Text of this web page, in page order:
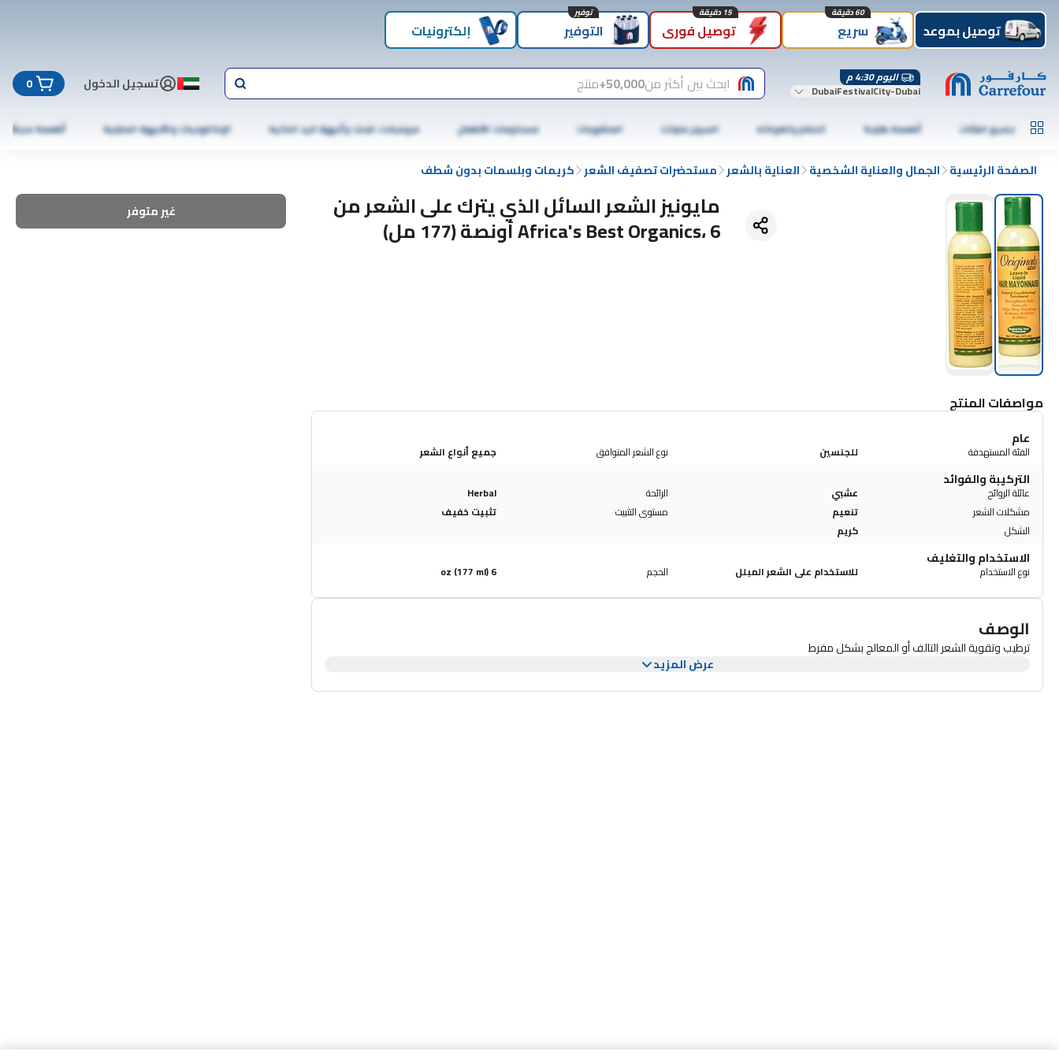
توصيل بموعد سريع
60 دقيقة
توصيل فوري
15 دقيقة
التوفير
توفير
إلكترونيات
اليوم 4:30 م
DubaiFestivalCity-Dubai ابحث بين أكثر من50,000+ منتج تسجيل الدخول 0
جميع الفئات أطعمة طازجة الخضار والفواكه السوبر ماركت المشروبات مستلزمات الأطفال موبايلات، تابلت وأجهزة اليد الذكية الإلكترونيات والأجهزة المنزلية أطعمة مجمّدة
الصفحة الرئيسية الجمال والعناية الشخصية العناية بالشعر مستحضرات تصفيف الشعر كريمات وبلسمات بدون شطف
مايونيز الشعر السائل الذي يترك على الشعر من
Africa's Best Organics، 6 أونصة (177 مل)
غير متوفر
مواصفات المنتج
عام
الفئة المستهدفة للجنسين نوع الشعر المتوافق جميع أنواع الشعر
التركيبة والفوائد
عائلة الروائح عشبي الرائحة
Herbal
مشكلات الشعر
تنعيم مستوى التثبيت
تثبيت خفيف
الشكل
كريم
الاستخدام والتغليف
نوع الاستخدام للاستخدام على الشعر المبلل الحجم 6 oz (177 ml)
الوصف
ترطيب وتقوية الشعر التالف أو المعالج بشكل مفرط
عرض المزيد